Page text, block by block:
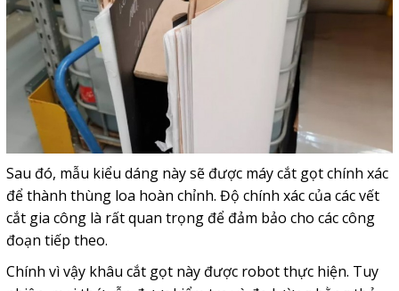
Sau đó, mẫu kiểu dáng này sẽ được máy cắt gọt chính xác
để thành thùng loa hoàn chỉnh. Độ chính xác của các vết
cắt gia công là rất quan trọng để đảm bảo cho các công
đoạn tiếp theo.
Chính vì vậy khâu cắt gọt này được robot thực hiện. Tuy